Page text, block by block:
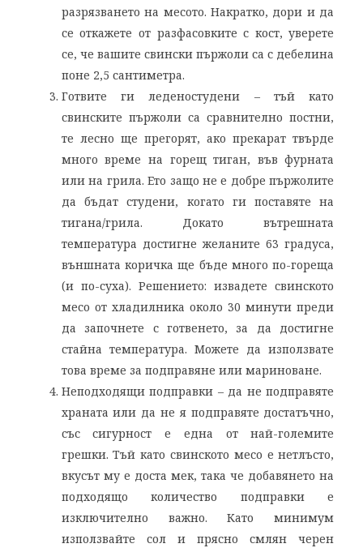
разрязването на месото. Накратко, дори и да
се откажете от разфасовките с кост, уверете
се, че вашите свински пържоли са с дебелина
поне 2,5 сантиметра.
Готвите ги леденостудени – тъй като
свинските пържоли са сравнително постни,
те лесно ще прегорят, ако прекарат твърде
много време на горещ тиган, във фурната
или на грила. Ето защо не е добре пържолите
да бъдат студени, когато ги поставяте на
тигана/грила. Докато вътрешната
температура достигне желаните 63 градуса,
външната коричка ще бъде много по-гореща
(и по-суха). Решението: извадете свинското
месо от хладилника около 30 минути преди
да започнете с готвенето, за да достигне
стайна температура. Можете да използвате
това време за подправяне или мариноване.
Неподходящи подправки – да не подправяте
храната или да не я подправяте достатъчно,
със сигурност е една от най-големите
грешки. Тъй като свинското месо е нетлъсто,
вкусът му е доста мек, така че добавянето на
подходящо количество подправки е
изключително важно. Като минимум
използвайте сол и прясно смлян черен